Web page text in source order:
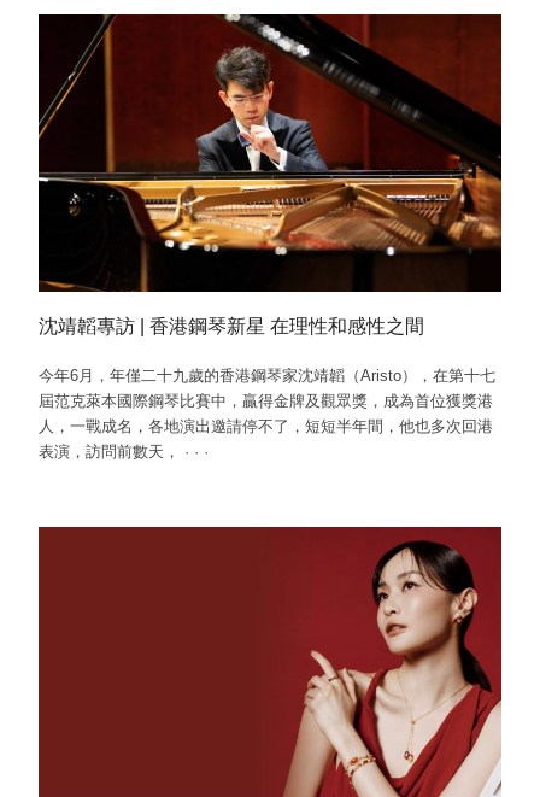
沈靖韜專訪 | 香港鋼琴新星 在理性和感性之間
今年6月，年僅二十九歲的香港鋼琴家沈靖韜（Aristo），在第十七
屆范克萊本國際鋼琴比賽中，贏得金牌及觀眾獎，成為首位獲獎港
人，一戰成名，各地演出邀請停不了，短短半年間，他也多次回港
表演，訪問前數天， · · ·